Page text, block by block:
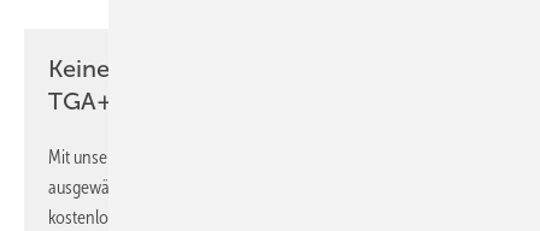
Keine Zeit? Kein Problem mit dem
TGA+E Newsletter!
Mit unserem Newsletter erhalten Sie regelmäßig von uns
ausgewählte Informationen und Neuigkeiten, gebündelt und
kostenlos direkt ins Postfach.